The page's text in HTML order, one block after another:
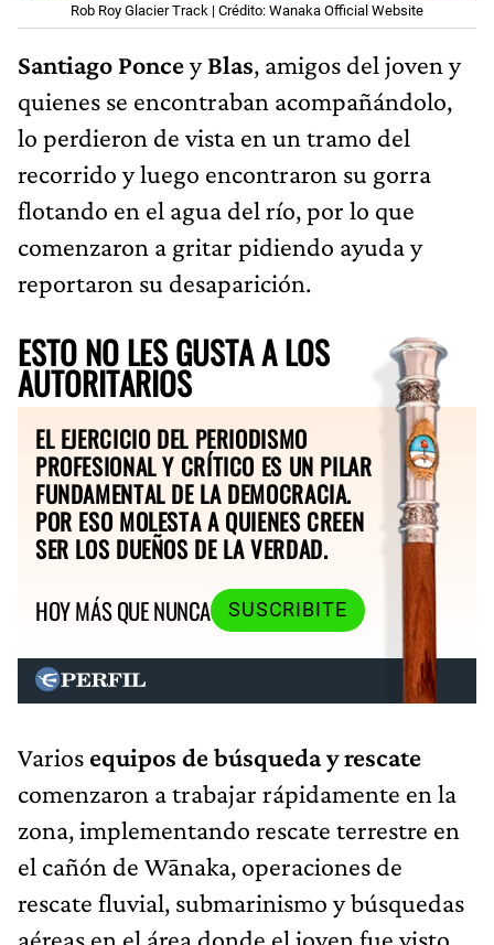
Rob Roy Glacier Track | Crédito: Wanaka Official Website
Santiago PonceyBlas, amigos del joven y
quienes se encontraban acompañándolo,
lo perdieron de vista en un tramo del
recorrido y luego encontraron su gorra
flotando en el agua del río, por lo que
comenzaron a gritar pidiendo ayuda y
reportaron su desaparición.
ESTO NO LES GUSTA A LOS
AUTORITARIOS
EL EJERCICIO DEL PERIODISMO
PROFESIONAL Y CRÍTICO ES UN PILAR
FUNDAMENTAL DE LA DEMOCRACIA.
POR ESO MOLESTA A QUIENES CREEN
SER LOS DUEÑOS DE LA VERDAD.
HOY MÁS QUE NUNCA
SUSCRIBITE
Varios equipos debúsqueda y rescate
comenzaron a trabajar rápidamente en la
zona, implementando rescate terrestre en
el cañón de Wānaka, operaciones de
rescate fluvial, submarinismo y búsquedas